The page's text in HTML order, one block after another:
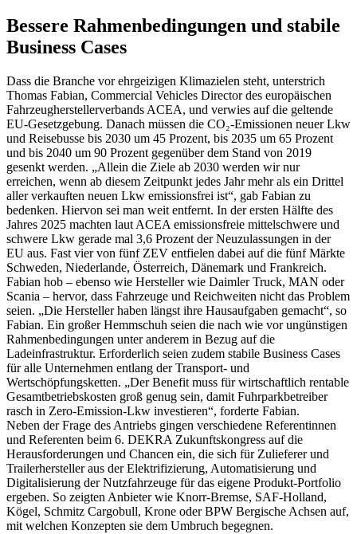
Bessere Rahmenbedingungen und stabile
Business Cases
Dass die Branche vor ehrgeizigen Klimazielen steht, unterstrich
Thomas Fabian, Commercial Vehicles Director des europäischen
Fahrzeugherstellerverbands ACEA, und verwies auf die geltende
EU-Gesetzgebung. Danach müssen die CO₂-Emissionen neuer Lkw
und Reisebusse bis 2030 um 45 Prozent, bis 2035 um 65 Prozent
und bis 2040 um 90 Prozent gegenüber dem Stand von 2019
gesenkt werden. „Allein die Ziele ab 2030 werden wir nur
erreichen, wenn ab diesem Zeitpunkt jedes Jahr mehr als ein Drittel
aller verkauften neuen Lkw emissionsfrei ist“, gab Fabian zu
bedenken. Hiervon sei man weit entfernt. In der ersten Hälfte des
Jahres 2025 machten laut ACEA emissionsfreie mittelschwere und
schwere Lkw gerade mal 3,6 Prozent der Neuzulassungen in der
EU aus. Fast vier von fünf ZEV entfielen dabei auf die fünf Märkte
Schweden, Niederlande, Österreich, Dänemark und Frankreich.
Fabian hob – ebenso wie Hersteller wie Daimler Truck, MAN oder
Scania – hervor, dass Fahrzeuge und Reichweiten nicht das Problem
seien. „Die Hersteller haben längst ihre Hausaufgaben gemacht“, so
Fabian. Ein großer Hemmschuh seien die nach wie vor ungünstigen
Rahmenbedingungen unter anderem in Bezug auf die
Ladeinfrastruktur. Erforderlich seien zudem stabile Business Cases
für alle Unternehmen entlang der Transport- und
Wertschöpfungsketten. „Der Benefit muss für wirtschaftlich rentable
Gesamtbetriebskosten groß genug sein, damit Fuhrparkbetreiber
rasch in Zero-Emission-Lkw investieren“, forderte Fabian.
Neben der Frage des Antriebs gingen verschiedene Referentinnen
und Referenten beim 6. DEKRA Zukunftskongress auf die
Herausforderungen und Chancen ein, die sich für Zulieferer und
Trailerhersteller aus der Elektrifizierung, Automatisierung und
Digitalisierung der Nutzfahrzeuge für das eigene Produkt-Portfolio
ergeben. So zeigten Anbieter wie Knorr-Bremse, SAF-Holland,
Kögel, Schmitz Cargobull, Krone oder BPW Bergische Achsen auf,
mit welchen Konzepten sie dem Umbruch begegnen.